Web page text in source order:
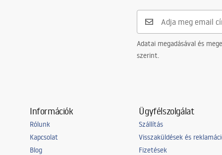
Adatai megadásával és
szerint.
Információk
Rólunk
Kapcsolat
Blog
Ügyfélszolgálat
Szállítás
Visszaküldések és
Fizetések